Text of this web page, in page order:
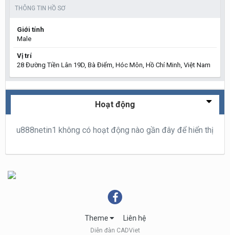
THÔNG TIN HỒ SƠ
Giới tính
Male
Vị trí
28 Đường Tiền Lân 19D, Bà Điểm, Hóc Môn, Hồ Chí Minh, Việt Nam
Hoạt động
u888netin1 không có hoạt động nào gần đây để hiển thị
Theme Liên hệ
Diễn đàn CADViet